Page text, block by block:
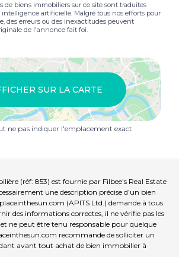
de biens immobiliers sur ce site sont traduites
artificielle. Malgré tous nos efforts pour
des erreurs ou des inexactitudes peuvent
de l'annonce fait foi.
SUR LA CARTE
ne pas indiquer l'emplacement exact
(réf: 853) est fournie par Filbee's Real Estate
une description précise d’un bien
(APITS Ltd.) demande à tous
des informations correctes, il ne vérifie pas les
ne peut être tenu responsable pour quelque
recommande de solliciter un
avant tout achat de bien immobilier à